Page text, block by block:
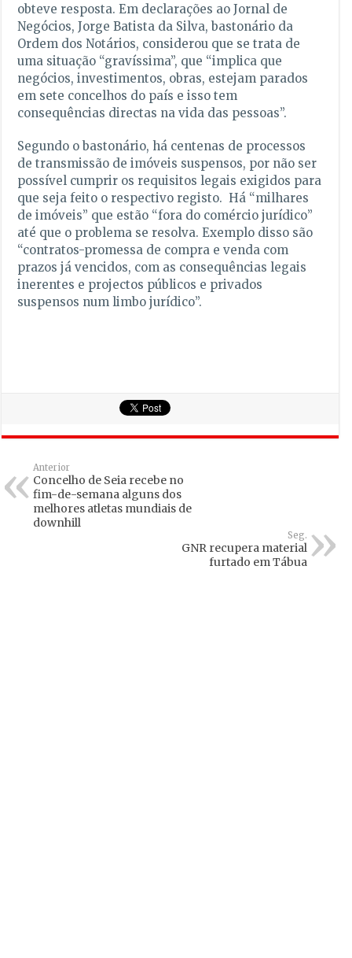
obteve resposta. Em declarações ao Jornal de
Negócios, Jorge Batista da Silva, bastonário da
Ordem dos Notários, considerou que se trata de
uma situação “gravíssima”, que “implica que
negócios, investimentos, obras, estejam parados
em sete concelhos do país e isso tem
consequências directas na vida das pessoas”.
Segundo o bastonário, há centenas de processos
de transmissão de imóveis suspensos, por não ser
possível cumprir os requisitos legais exigidos para
que seja feito o respectivo registo. Há “milhares
de imóveis” que estão “fora do comércio jurídico”
até que o problema se resolva. Exemplo disso são
“contratos-promessa de compra e venda com
prazos já vencidos, com as consequências legais
inerentes e projectos públicos e privados
suspensos num limbo jurídico”.
Anterior
Concelho de Seia recebe no
fim-de-semana alguns dos
melhores atletas mundiais de
downhill
Seg.
GNR recupera material
furtado em Tábua